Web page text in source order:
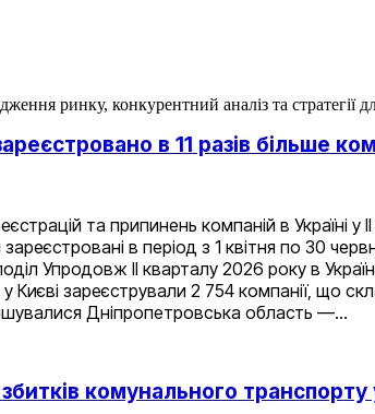
ринку, конкурентний аналіз та
в 11 разів більше
та припинень компаній в Україні
в період з 1 квітня по 30
Упродовж ІІ кварталу 2026 року в
зареєстрували 2 754 компанії, що
Дніпропетровська область —…
комунального транспорту